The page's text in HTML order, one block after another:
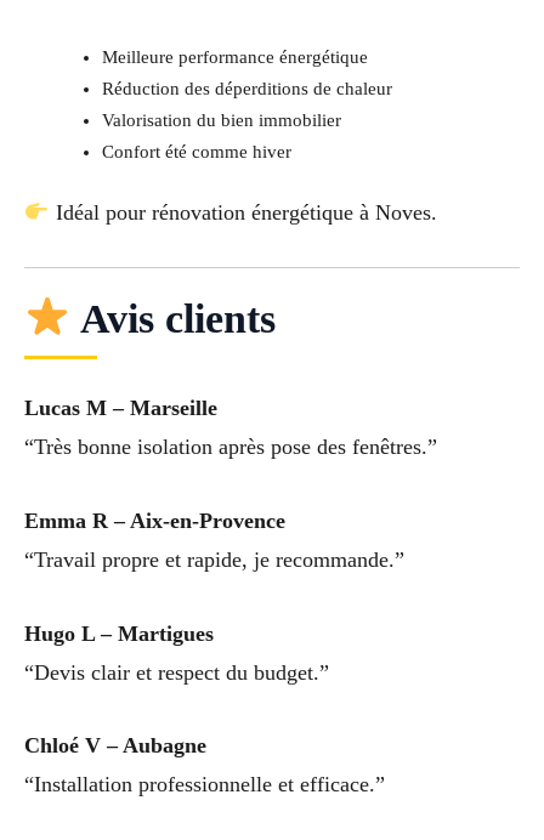
Meilleure performance énergétique
Réduction des déperditions de chaleur
Valorisation du bien immobilier
Confort été comme hiver
Idéal pour rénovation énergétique à Noves.
Avis clients
Lucas M – Marseille
“Très bonne isolation après pose des fenêtres.”
Emma R – Aix-en-Provence
“Travail propre et rapide, je recommande.”
Hugo L – Martigues
“Devis clair et respect du budget.”
Chloé V – Aubagne
“Installation professionnelle et efficace.”